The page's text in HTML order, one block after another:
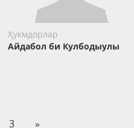
Ҳукмдорлар
Айдабол би Кулбодыулы
3 »